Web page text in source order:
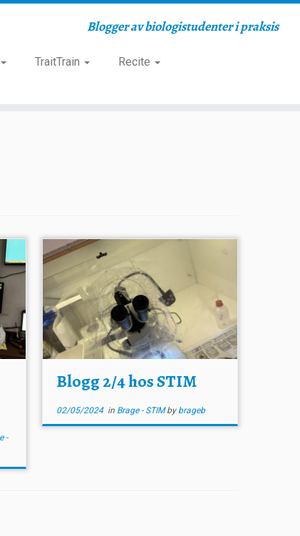
Blogger av biologistudenter i praksis
TraitTrain
Recite
-
Blogg 2/4 hos STIM
02/05/2024in Brage - STIMby brageb